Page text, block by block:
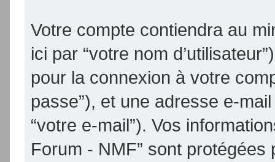
Votre compte contiendra au
ici par “votre nom
pour la connexion à votre
passe”), et une adresse e-
“votre e-mail”). Vos
Forum - NMF” sont